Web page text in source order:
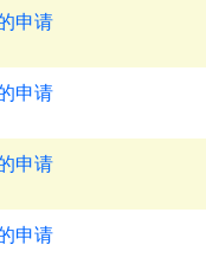
申请
申请
申请
申请